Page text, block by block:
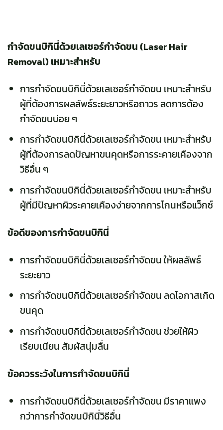
กำจัดขนบิกินี่ด้วยเลเซอร์กำจัดขน (Laser Hair
Removal) เหมาะสำหรับ
การกำจัดขนบิกินี่ด้วยเลเซอร์กำจัดขน เหมาะสำหรับ
ผู้ที่ต้องการผลลัพธ์ระยะยาวหรือถาวร ลดการต้อง
กำจัดขนบ่อย ๆ
การกำจัดขนบิกินี่ด้วยเลเซอร์กำจัดขน เหมาะสำหรับ
ผู้ที่ต้องการลดปัญหาขนคุดหรือการระคายเคืองจาก
วิธีอื่น ๆ
การกำจัดขนบิกินี่ด้วยเลเซอร์กำจัดขน เหมาะสำหรับ
ผู้ที่มีปัญหาผิวระคายเคืองง่ายจากการโกนหรือแว็กซ์
ข้อดีของการกำจัดขนบิกินี่
การกำจัดขนบิกินี่ด้วยเลเซอร์กำจัดขน ให้ผลลัพธ์
ระยะยาว
การกำจัดขนบิกินี่ด้วยเลเซอร์กำจัดขน ลดโอกาสเกิด
ขนคุด
การกำจัดขนบิกินี่ด้วยเลเซอร์กำจัดขน ช่วยให้ผิว
เรียบเนียน สัมผัสนุ่มลื่น
ข้อควรระวังในการกำจัดขนบิกินี่
การกำจัดขนบิกินี่ด้วยเลเซอร์กำจัดขน มีราคาแพง
กว่าการกำจัดขนบิกินี่วิธีอื่น